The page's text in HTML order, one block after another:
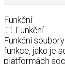
Funkční
Funkční
Funkční
funkce, jako je
platformách